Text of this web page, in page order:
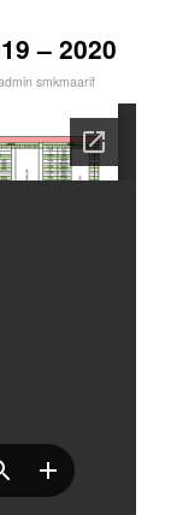
– 2020
smkmaarif